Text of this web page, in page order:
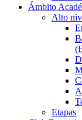
Ámbito
Alto
Etapas